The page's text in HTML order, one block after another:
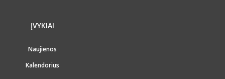
ĮVYKIAI
Naujienos
Kalendorius